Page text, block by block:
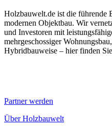
Holzbauwelt.de ist die führende
modernen Objektbau. Wir
und Investoren mit
mehrgeschossiger
Hybridbauweise – hier finden
Partner werden
Über Holzbauwelt